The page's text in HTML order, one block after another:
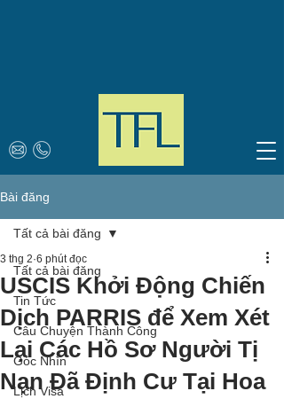
Bài đăng
Tất cả bài đăng
Tin Tức
Câu Chuyện Thành Công
Góc Nhìn
Lịch Visa
Tất cả bài đăng
USCIS Khởi Động Chiến
Dịch PARRIS để Xem Xét
Lại Các Hồ Sơ Người Tị
Nạn Đã Định Cư Tại Hoa
3 thg 2 6 phút đọc